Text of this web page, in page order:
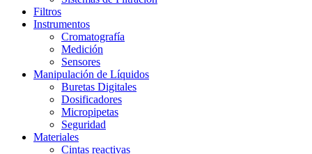
Filtros
Instrumentos
Cromatografía
Medición
Sensores
Manipulación de Líquidos
Buretas Digitales
Dosificadores
Micropipetas
Seguridad
Materiales
Cintas reactivas